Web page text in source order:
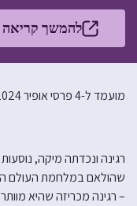
להמשך קריאה
מועמד ל-4 פרסי אופיר 2024
רגינה ונכדתה מיקה,
שהולאם במלחמת העולם
– רגינה מכריזה שהיא